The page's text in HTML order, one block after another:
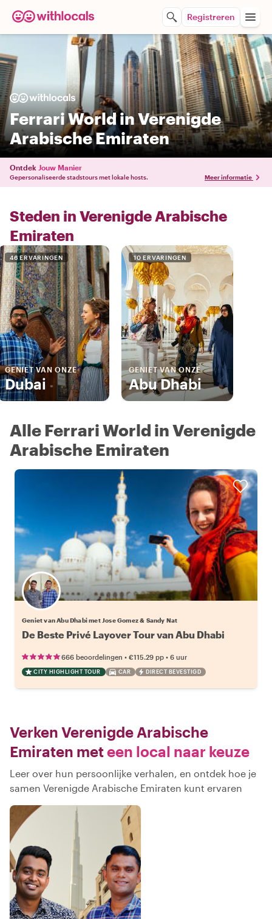
Registreren
Ferrari World in Verenigde
Arabische Emiraten
Ontdek Jouw Manier
Gepersonaliseerde stadstours met lokale hosts. Meer informatie
Steden in Verenigde Arabische
Emiraten
46 ERVARINGEN
GENIET VAN ONZE
Dubai
10 ERVARINGEN
GENIET VAN ONZE
Abu Dhabi
Alle Ferrari World in Verenigde
Arabische Emiraten
Geniet van Abu Dhabi met Jose Gomez & Sandy Nat
De Beste Privé Layover Tour van Abu Dhabi
666 beoordelingen • €115.29 pp • 6 uur
CITY HIGHLIGHT TOUR CAR DIRECT BEVESTIGD
Verken Verenigde Arabische
Emiraten meteen local naar keuze
Leer over hun persoonlijke verhalen, en ontdek hoe je
samen Verenigde Arabische Emiraten kunt ervaren